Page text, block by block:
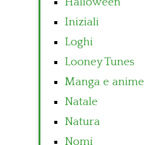
Iniziali
Loghi
Looney Tunes
Manga e anime
Natale
Natura
Nomi